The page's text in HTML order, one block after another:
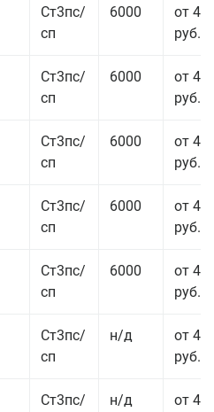
Ст3пс/
сп
6000
от 43
руб.
Ст3пс/
сп
6000
от 43
руб.
Ст3пс/
сп
6000
от 46
руб.
Ст3пс/
сп
6000
от 44
руб.
Ст3пс/
сп
6000
от 45
руб.
Ст3пс/
сп
н/д
от 44
руб.
Ст3пс/
н/д
от 47